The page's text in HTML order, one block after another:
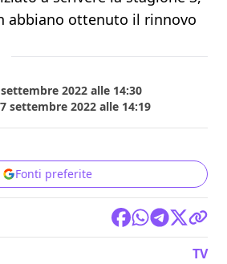
abbiano ottenuto il rinnovo
2022 alle 14:30
settembre 2022 alle 14:19
Fonti preferite
TV